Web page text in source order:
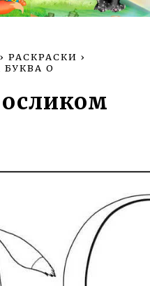
› РАСКРАСКИ ›
БУКВА О